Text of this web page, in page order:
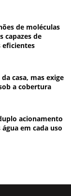
de moléculas
capazes de
eficientes
casa, mas exige
a cobertura
acionamento
em cada uso